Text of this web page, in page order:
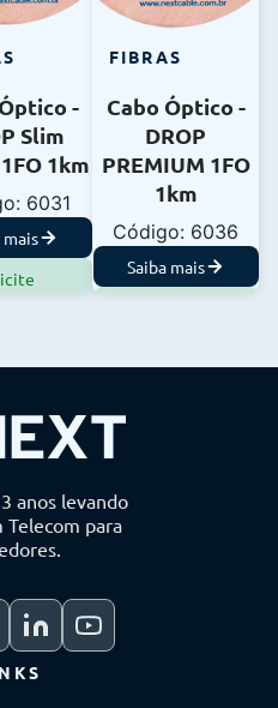
-
Slim
1km
6031
mais
FIBRAS
Cabo Óptico -
DROP
PREMIUM 1FO
1km
Código: 6036
Saiba mais
anos levando
Telecom para